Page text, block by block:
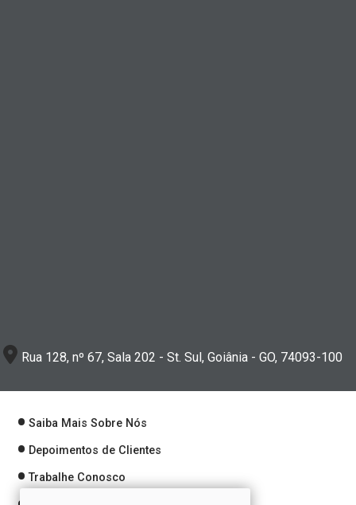
Rua 128, nº 67, Sala 202 - St. Sul, Goiânia - GO, 74093-100
Saiba Mais Sobre Nós
Depoimentos de Clientes
Trabalhe Conosco